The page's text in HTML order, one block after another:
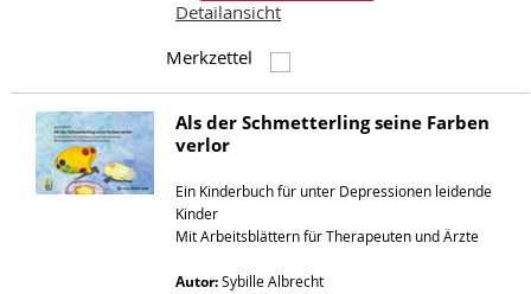
Detailansicht
Merkzettel
Als der Schmetterling seine Farben
verlor
Ein Kinderbuch für unter Depressionen leidende
Kinder
Mit Arbeitsblättern für Therapeuten und Ärzte
Autor: Sybille Albrecht